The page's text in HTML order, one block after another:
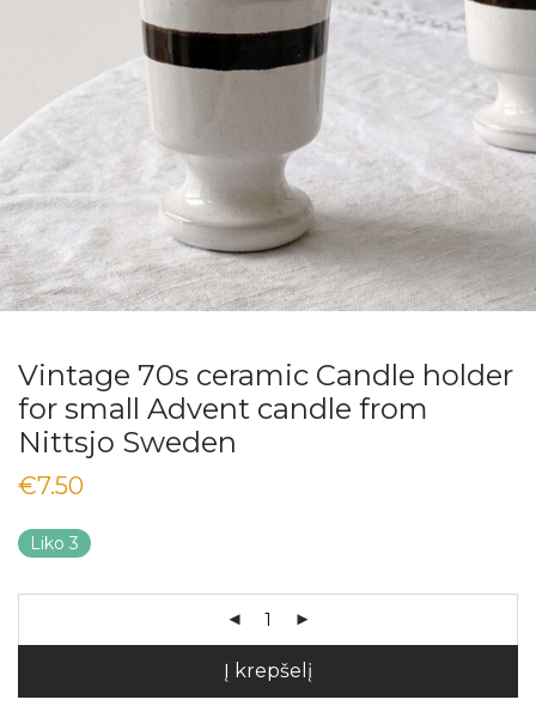
Vintage 70s ceramic Candle holder
for small Advent candle from
Nittsjo Sweden
€7.50
Liko 3
Į krepšelį